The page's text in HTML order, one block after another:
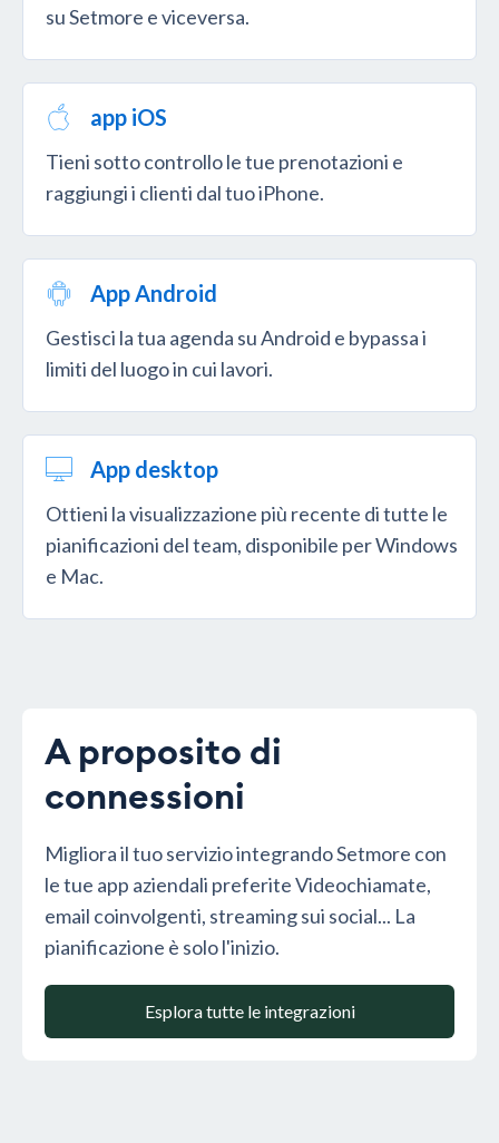
su Setmore e viceversa.
app iOS
Tieni sotto controllo le tue prenotazioni e
raggiungi i clienti dal tuo iPhone.
App Android
Gestisci la tua agenda su Android e bypassa i
limiti del luogo in cui lavori.
App desktop
Ottieni la visualizzazione più recente di tutte le
pianificazioni del team, disponibile per Windows
e Mac.
A proposito di
connessioni
Migliora il tuo servizio integrando Setmore con
le tue app aziendali preferite Videochiamate,
email coinvolgenti, streaming sui social... La
pianificazione è solo l'inizio.
Esplora tutte le integrazioni